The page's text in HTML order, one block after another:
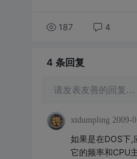
187 4
4 条回复
请发表友善的回复…
xtdumpling 2009-
如果是在DOS下,
它的频率和CPU